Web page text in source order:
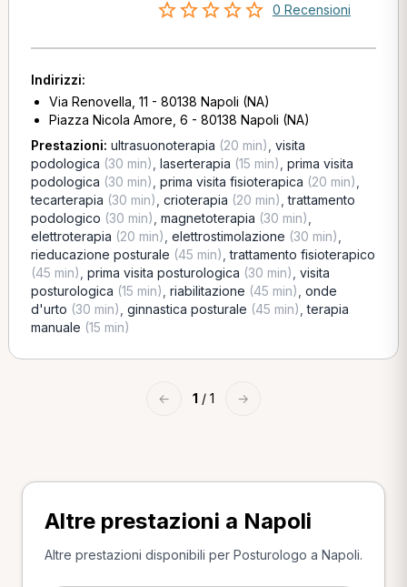
0 Recensioni
Indirizzi:
Via Renovella, 11 - 80138 Napoli (NA)
Piazza Nicola Amore, 6 - 80138 Napoli (NA)
Prestazioni: ultrasuonoterapia (20 min) visita
podologica (30 min) laserterapia (15 min) prima visita
podologica (30 min) prima visita fisioterapica (20 min)
tecarterapia (30 min) crioterapia (20 min) ,trattamento
podologico (30 min) magnetoterapia (30 min)
elettroterapia (20 min) elettrostimolazione (30 min)
rieducazione posturale (45 min) ,trattamento fisioterapico
(45 min) prima visita posturologica (30 min) visita
posturologica (15 min) riabilitazione (45 min) onde
d'urto (30 min) ginnastica posturale (45 min) ,terapia
manuale (15 min)
← 1 / 1 →
Altre prestazioni a Napoli
Altre prestazioni disponibili per Posturologo a Napoli.